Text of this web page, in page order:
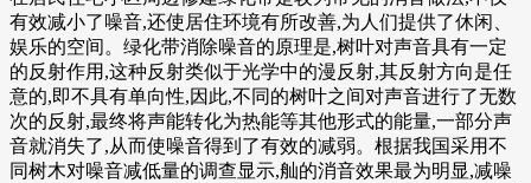
有效减小了噪音,还使居住环境有所改善,为人们提供了休闲、
娱乐的空间。绿化带消除噪音的原理是,树叶对声音具有一定
的反射作用,这种反射类似于光学中的漫反射,其反射方向是任
意的,即不具有单向性,因此,不同的树叶之间对声音进行了无数
次的反射,最终将声能转化为热能等其他形式的能量,一部分声
音就消失了,从而使噪音得到了有效的减弱。根据我国采用不
同树木对噪音减低量的调查显示,舢的消音效果最为明显,减噪